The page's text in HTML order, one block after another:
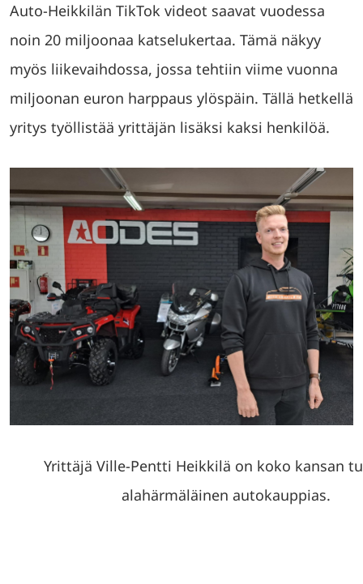
Auto-Heikkilän TikTok videot saavat vuodessa
noin 20 miljoonaa katselukertaa. Tämä näkyy
myös liikevaihdossa, jossa tehtiin viime vuonna
miljoonan euron harppaus ylöspäin. Tällä hetkellä
yritys työllistää yrittäjän lisäksi kaksi henkilöä.
Yrittäjä Ville-Pentti Heikkilä on koko kansan
alahärmäläinen autokauppias.